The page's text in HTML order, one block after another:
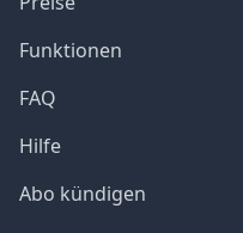
Funktionen
FAQ
Hilfe
Abo kündigen